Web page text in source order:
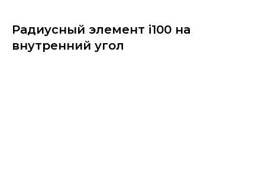
Радиусный элемент i100 на
внутренний угол